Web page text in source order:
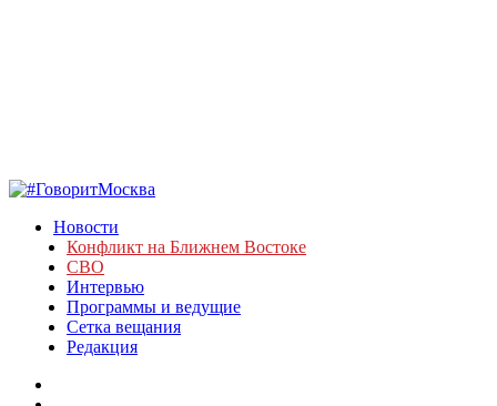
Новости
Конфликт на Ближнем Востоке
СВО
Интервью
Программы и ведущие
Сетка вещания
Редакция